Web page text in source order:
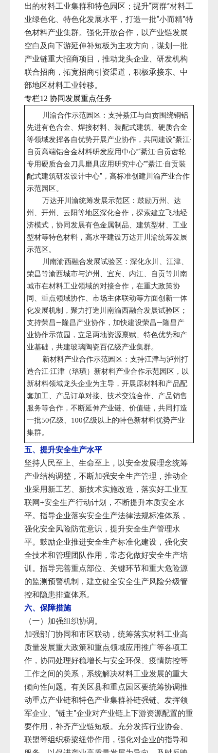
出的材料工业集群和特色园区；提升“两群”材料工
业绿色化、特色化发展水平，打造一批“小而精”特
色材料产业集群。强化开放合作，以产业链发展
空白及向下游延伸补短板为主攻方向，谋划一批
产业链重大招商项目，推动龙头企业、研发机构
联合招商，拓宽招商引资渠道，积极承接东、中
部地区材料工业转移。
专栏12 协同发展重点任务
川渝合作示范园区：支持綦江与自贡围绕铜铝
先进有色合金、焊接材料、装配式建筑、硬质合金
等领域发挥各自优势开展产业协作，共同建设“綦江·
自贡高端铝合金材料研发应用中心”“綦江·自贡齿轮
专用硬质合金刀具磨具应用研究中心”“綦江·自贡装
配式建筑研发设计中心”，高标准创建川渝产业合作
示范园区。
万达开川渝统筹发展示范区：鼓励万州、达
州、开州、云阳等地区深化合作，探索建立飞地经
济模式，协同发展有色金属制品、建筑型材、工业
型材等特色材料，高水平建设万达开川渝统筹发展
示范区。
川南渝西融合发展试验区：深化永川、江津、
荣昌等渝西城市与泸州、宜宾、内江、自贡等川南
城市在材料工业领域的对接合作，在重大政策协
同、重点领域协作、市场主体联动等方面创新一体
化发展机制，聚力打造川南渝西融合发展试验区；
支持荣昌—隆昌产业协作，加快建设荣昌—隆昌产
业协作示范园，立足两地资源禀赋、特色优势和产
业基础，共建玻璃陶瓷百亿级产业集群。
新材料产业合作示范园区：支持江津与泸州打
造合江·江津（珞璜）新材料产业合作示范园区，以
新材料领域龙头企业为主导，开展原材料和产品配
套加工、产品订单对接、技术交流合作、产品销售
服务等合作，不断延伸产业链、价值链，共同打造
一批50亿级、 100亿级以上的特色新材料优势产业
集群。
五、提升安全生产水平
坚持人民至上、生命至上，以安全发展理念统筹
产业结构调整，不断加强安全生产管理，推动企
业采用新工艺、新技术实施改造，落实好工业互
联网+安全生产行动计划，不断提升本质安全水
平。指导企业落实安全生产法律法规标准体系，
强化安全风险防范意识，提升安全生产管理水
平。鼓励企业推进安全生产标准化建设，强化安
全技术和管理团队作用，常态化做好安全生产培
训。指导完善重点部位、关键环节和重大危险源
的监测预警机制，建立健全安全生产风险分级管
控和隐患排查体系。
六、保障措施
（一）加强组织协调。
加强部门协同和市区联动，统筹落实材料工业高
质量发展重大政策和重点领域应用推广等各项工
作，协同处理好稳增长与安全环保、疫情防控等
工作之间的关系，系统解决材料工业发展的重大
倾向性问题。有关区县和重点园区要统筹协调推
动重点产业链和特色产业集群补链强链。发挥领
军企业、“链主”企业对产业链上下游资源配置的重
要作用，补齐产业链短板。充分发挥行业协会、
联盟等组织桥梁纽带作用，强化对企业的指导和